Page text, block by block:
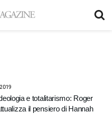
e totalitarismo: Roger
il pensiero di Hannah